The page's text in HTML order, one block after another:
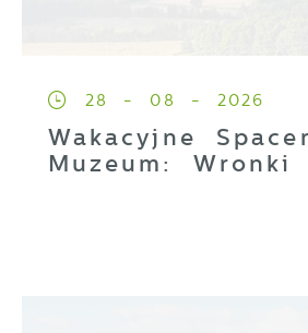
28 - 08 - 2026
Wakacyjne
Muzeum: Wronki